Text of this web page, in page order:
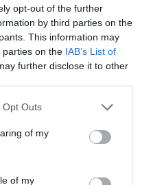
opt-out of the further
by third parties on the
This information may
parties on the IAB’s List of
further disclose it to other
uses one or more Google
behaviour. You may click to
and its third-party tags to
purposes in below Google
Opt Outs
of my
of my